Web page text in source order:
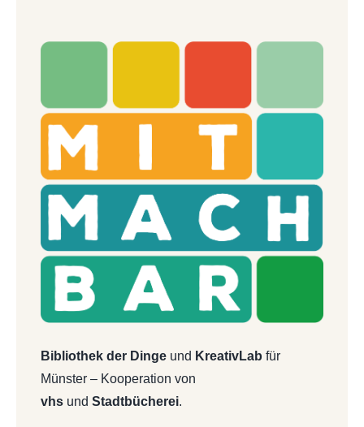
Bibliothek der Dingeund KreativLab für
Münster – Kooperation von
vhsund Stadtbücherei.